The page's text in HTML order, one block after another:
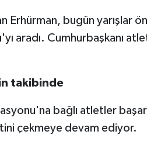
Erhürman, bugün yarışlar
aradı. Cumhurbaşkanı
takibinde
bağlı atletler
çekmeye devam ediyor.